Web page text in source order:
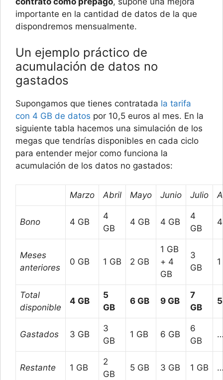
importante en la cantidad de datos de la que
dispondremos mensualmente.
Un ejemplo práctico de
acumulación de datos no
gastados
Supongamos que tienes contratada la tarifa
con 4 GB de datos por 10,5 euros al mes. En la
siguiente tabla hacemos una simulación de los
megas que tendrías disponibles en cada ciclo
para entender mejor como funciona la
acumulación de los datos no gastados:
Marzo Abril Mayo Junio Julio
Bono 4 GB
4
GB
4 GB 4 GB
4
GB
Meses
anteriores
0 GB 1 GB 2 GB
1 GB
+ 4
GB
3
GB
Total
disponible
4 GB
5
GB
6 GB 9 GB
7
GB
Gastados 3 GB
3
GB
1 GB 6 GB
6
GB
Restante 1 GB
2
GB
5 GB 3 GB 1 GB